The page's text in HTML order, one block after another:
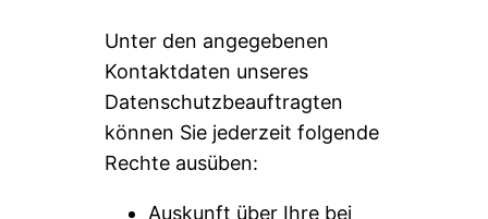
Unter den angegebenen
Kontaktdaten unseres
Datenschutzbeauftragten
können Sie jederzeit folgende
Rechte ausüben:
Auskunft über Ihre bei